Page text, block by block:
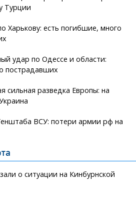
Турции
Харькову: есть погибшие, много
удар по Одессе и области:
пострадавших
сильная разведка Европы: на
ВСУ: потери армии рф на
о ситуации на Кинбурнской